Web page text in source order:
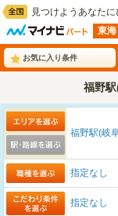
見つけようあなた
東海
お気に入り条件
福野
福野駅(岐
指定なし
指定なし